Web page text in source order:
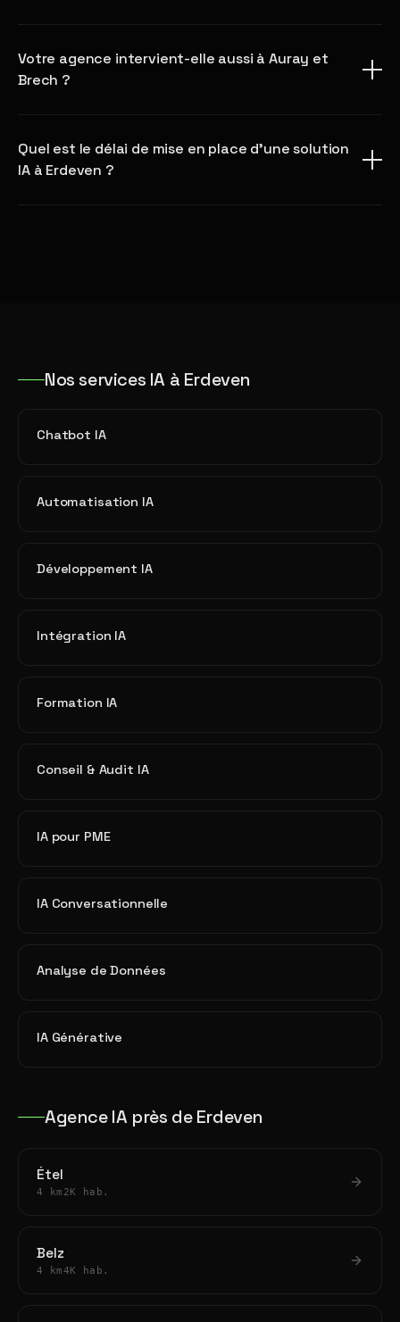
Votre agence intervient-elle aussi à Auray et
Brech ?
Quel est le délai de mise en place d'une solution
IA à Erdeven ?
Nos services IA à Erdeven
Chatbot IA
Automatisation IA
Développement IA
Intégration IA
Formation IA
Conseil & Audit IA
IA pour PME
IA Conversationnelle
Analyse de Données
IA Générative
Agence IA près de Erdeven
Étel
4 km 2K hab.
Belz
4 km4K hab.